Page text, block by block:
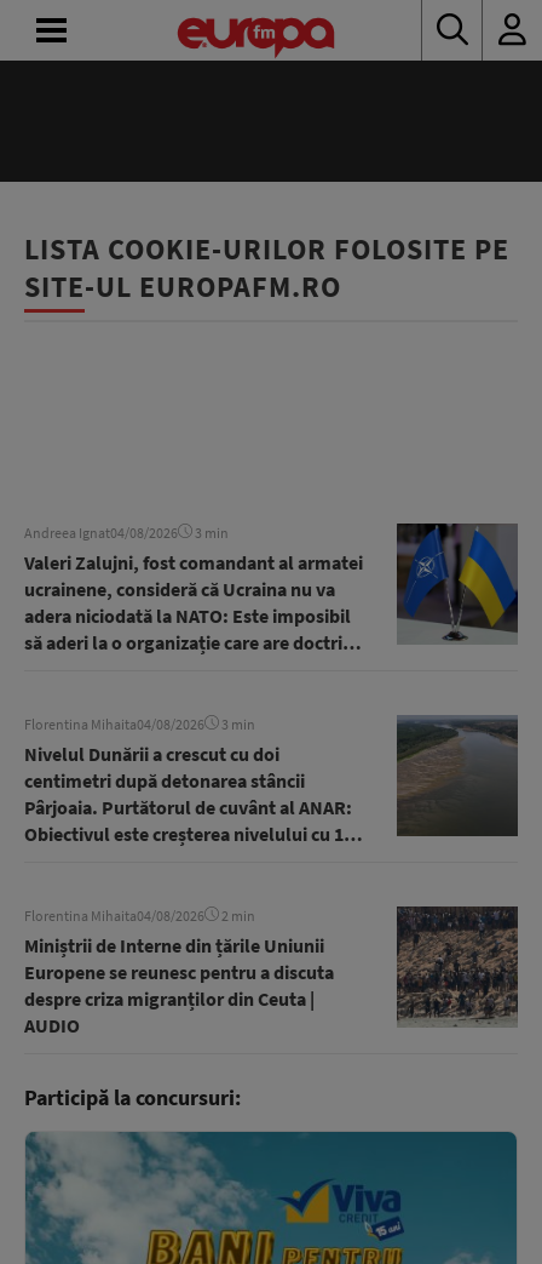
LISTA COOKIE-URILOR FOLOSITE PE
SITE-UL EUROPAFM.RO
Andreea Ignat04/08/2026 3 min
Valeri Zalujni, fost comandant al armatei
ucrainene, consideră că Ucraina nu va
adera niciodată la NATO: Este imposibil
să aderi la o organizație care are doctrine
Florentina Mihaita04/08/2026 3 min
Nivelul Dunării a crescut cu doi
centimetri după detonarea stâncii
Pârjoaia. Purtătorul de cuvânt al ANAR:
Obiectivul este creșterea nivelului cu 10-
| AUDIO
Florentina Mihaita04/08/2026 2 min
Miniștrii de Interne din țările Uniunii
Europene se reunesc pentru a discuta
despre criza migranților din Ceuta |
AUDIO
Participă la concursuri:
CONCURSURI